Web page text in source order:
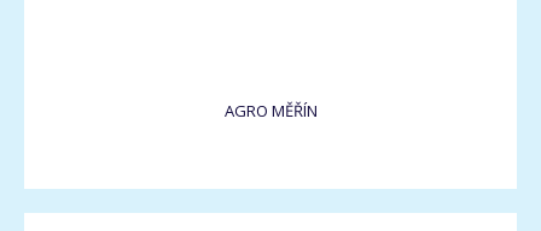
AGRO MĚŘÍN